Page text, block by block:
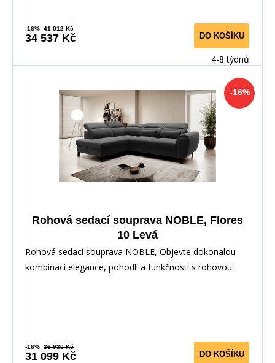
-16% 41 012 Kč
34 537 Kč DO KOŠÍKU
4-8 týdnů
-16%
Rohová sedací souprava NOBLE, Flores
10 Levá
Rohová sedací souprava NOBLE, Objevte dokonalou
kombinaci elegance, pohodlí a funkčnosti s rohovou
-16% 36 930 Kč
31 099 Kč DO KOŠÍKU